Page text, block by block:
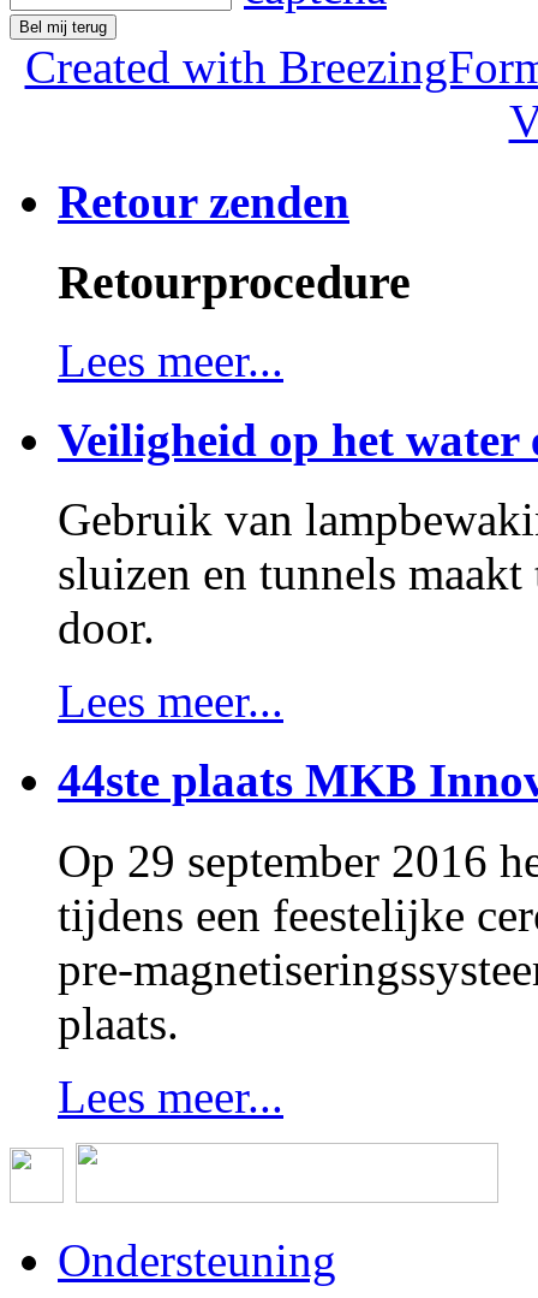
Bel mij terug
Created with
Retour zenden
Retourprocedure
Lees meer...
Veiligheid op het water
Gebruik van
sluizen en tunnels
door.
Lees meer...
44ste plaats MKB
Op 29 september 2016
tijdens een feestelijke
pre-
plaats.
Lees meer...
Ondersteuning